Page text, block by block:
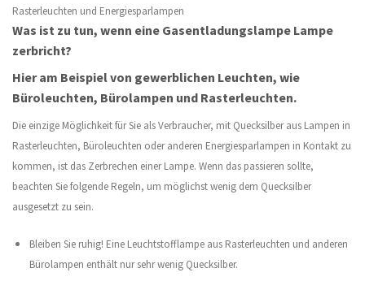
Rasterleuchten und Energiesparlampen
Was ist zu tun, wenn eine Gasentladungslampe Lampe
zerbricht?
Hier am Beispiel von gewerblichen Leuchten, wie
Büroleuchten, Bürolampen und Rasterleuchten.
Die einzige Möglichkeit für Sie als Verbraucher, mit Quecksilber aus Lampen in
Rasterleuchten, Büroleuchten oder anderen Energiesparlampen in Kontakt zu
kommen, ist das Zerbrechen einer Lampe. Wenn das passieren sollte,
beachten Sie folgende Regeln, um möglichst wenig dem Quecksilber
ausgesetzt zu sein.
Bleiben Sie ruhig! Eine Leuchtstofflampe aus Rasterleuchten und anderen
Bürolampen enthält nur sehr wenig Quecksilber.